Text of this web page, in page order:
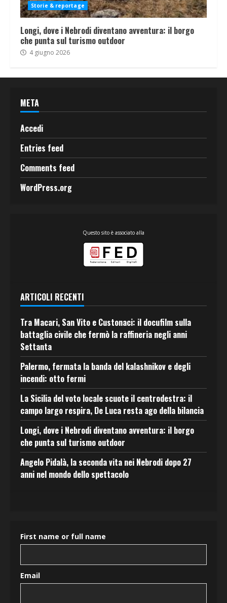
Storie & reportage
Longi, dove i Nebrodi diventano avventura: il borgo
che punta sul turismo outdoor
4 giugno 2026
META
Accedi
Entries feed
Comments feed
WordPress.org
Questo sito è associato alla
ARTICOLI RECENTI
Tra Macari, San Vito e Custonaci: il docufilm sulla
battaglia civile che fermò la raffineria negli anni
Settanta
Palermo, fermata la banda del kalashnikov e degli
incendi: otto fermi
La Sicilia del voto locale scuote il centrodestra: il
campo largo respira, De Luca resta ago della bilancia
Longi, dove i Nebrodi diventano avventura: il borgo
che punta sul turismo outdoor
Angelo Pidalà, la seconda vita nei Nebrodi dopo 27
anni nel mondo dello spettacolo
First name or full name
Email